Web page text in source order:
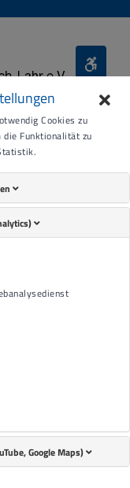
Toggle
Menü
prüfen und
Cookies zu
die Funktionalität zu
Google Maps)